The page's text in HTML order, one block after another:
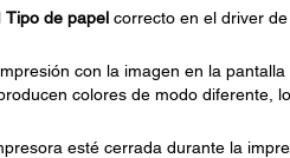
Tipo de papelcorrecto en el driver
con la imagen en la
colores de modo diferente,
esté cerrada durante la